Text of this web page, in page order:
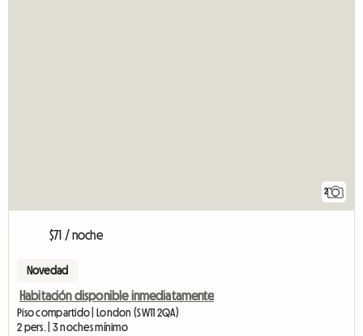
2
$71 / noche
Novedad
Habitación disponible inmediatamente
Piso compartido | London (SW11 2QA)
2 pers. | 3 noches mínimo